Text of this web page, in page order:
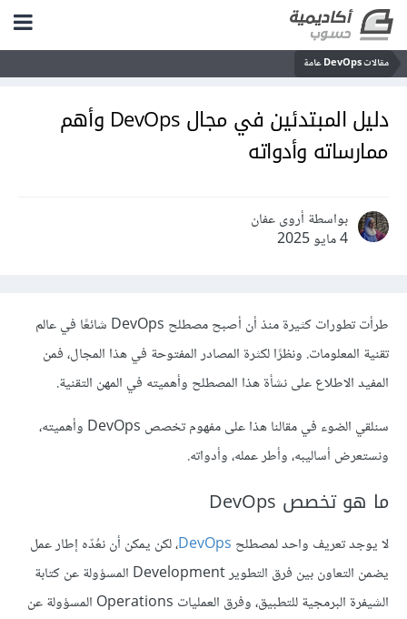
مقالات DevOps عامة
دليل المبتدئين في مجال DevOps وأهم
ممارساته وأدواته
بواسطة أروى عفان
4 مايو 2025
طرأت تطورات كثيرة منذ أن أصبح مصطلح DevOps شائعًا في عالم
تقنية المعلومات. ونظرًا لكثرة المصادر المفتوحة في هذا المجال، فمن
المفيد الاطلاع على نشأة هذا المصطلح وأهميته في المهن التقنية.
سنلقي الضوء في مقالنا هذا على مفهوم تخصص DevOps وأهميته،
ونستعرض أساليبه، وأطر عمله، وأدواته.
ما هو تخصص DevOps
لا يوجد تعريف واحد لمصطلح DevOps، لكن يمكن أن نعُدّه إطار عمل
يضمن التعاون بين فرق التطوير Development المسؤولة عن كتابة
الشيفرة البرمجية للتطبيق، وفرق العمليات Operations المسؤولة عن